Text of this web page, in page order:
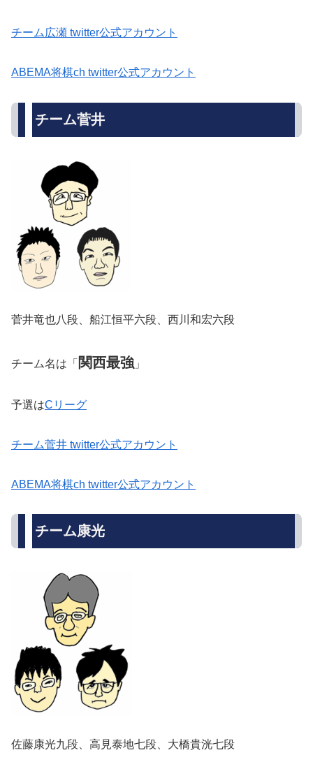
チーム広瀬 twitter公式アカウント
ABEMA将棋ch twitter公式アカウント
チーム菅井
菅井竜也八段、船江恒平六段、西川和宏六段
チーム名は「 関西最強 」
予選はCリーグ
チーム菅井 twitter公式アカウント
ABEMA将棋ch twitter公式アカウント
チーム康光
佐藤康光九段、高見泰地七段、大橋貴洸七段